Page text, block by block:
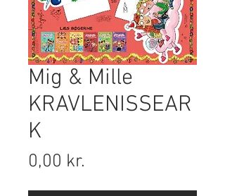
Mig & Mille
KRAVLENISSEAR
K
0,00 kr.